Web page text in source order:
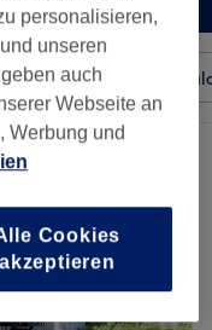
Besonderheiten
Hamburg
personalisieren,
unseren
auch
Webseite an
Werbung und
Cookies
akzeptieren